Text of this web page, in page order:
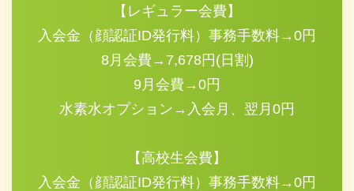
【レギュラー会費】
入会金（顔認証ID発行料）事務手数料→0円
8月会費→7,678円(日割)
9月会費→0円
水素水オプション→入会月、翌月0円
【高校生会費】
入会金（顔認証ID発行料）事務手数料→0円